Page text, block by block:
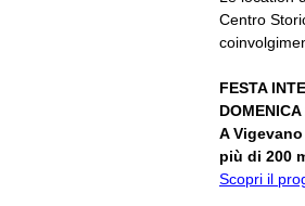
Centro
FESTA
A
più di 200
Scopri il